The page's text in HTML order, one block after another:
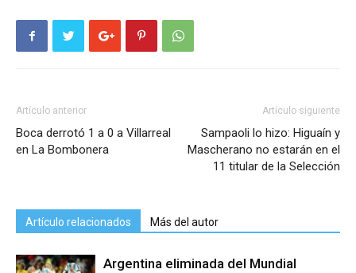
Artículo anterior
Boca derrotó 1 a 0 a Villarreal
en La Bombonera
Artículo siguiente
Sampaoli lo hizo: Higuaín y
Mascherano no estarán en el
11 titular de la Selección
Artículo relacionados Más del autor
Argentina eliminada del Mundial